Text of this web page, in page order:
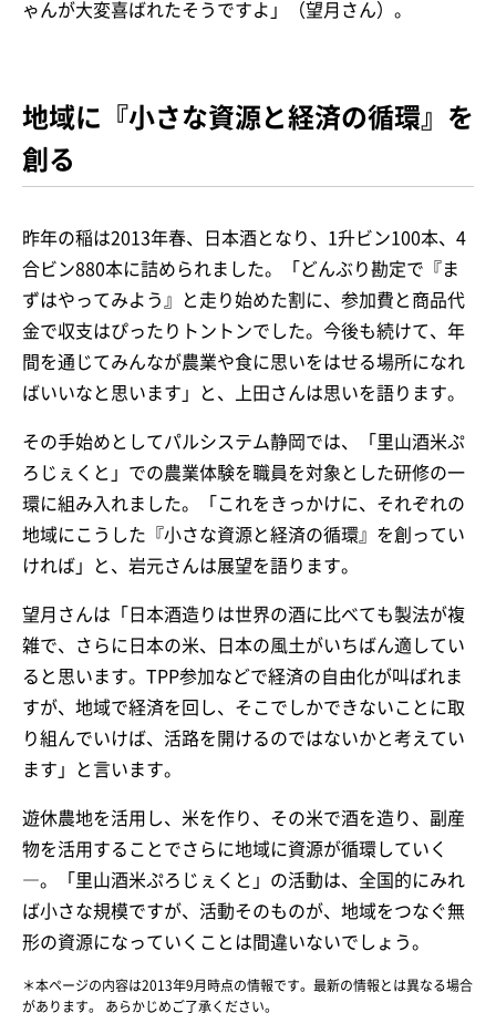
ゃんが大変喜ばれたそうですよ」（望月さん）。
地域に『小さな資源と経済の循環』を
創る
昨年の稲は2013年春、日本酒となり、1升ビン100本、4
合ビン880本に詰められました。「どんぶり勘定で『ま
ずはやってみよう』と走り始めた割に、参加費と商品代
金で収支はぴったりトントンでした。今後も続けて、年
間を通じてみんなが農業や食に思いをはせる場所になれ
ばいいなと思います」と、上田さんは思いを語ります。
その手始めとしてパルシステム静岡では、「里山酒米ぷ
ろじぇくと」での農業体験を職員を対象とした研修の一
環に組み入れました。「これをきっかけに、それぞれの
地域にこうした『小さな資源と経済の循環』を創ってい
ければ」と、岩元さんは展望を語ります。
望月さんは「日本酒造りは世界の酒に比べても製法が複
雑で、さらに日本の米、日本の風土がいちばん適してい
ると思います。TPP参加などで経済の自由化が叫ばれま
すが、地域で経済を回し、そこでしかできないことに取
り組んでいけば、活路を開けるのではないかと考えてい
ます」と言います。
遊休農地を活用し、米を作り、その米で酒を造り、副産
物を活用することでさらに地域に資源が循環していく
―。「里山酒米ぷろじぇくと」の活動は、全国的にみれ
ば小さな規模ですが、活動そのものが、地域をつなぐ無
形の資源になっていくことは間違いないでしょう。
＊本ページの内容は2013年9月時点の情報です。最新の情報とは異なる場合
があります。 あらかじめご了承ください。